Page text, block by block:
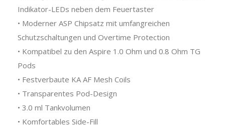
Indikator-LEDs neben dem Feuertaster
• Moderner ASP Chipsatz mit umfangreichen
Schutzschaltungen und Overtime Protection
• Kompatibel zu den Aspire 1.0 Ohm und 0.8 Ohm TG
Pods
• Festverbaute KA AF Mesh Coils
• Transparentes Pod-Design
• 3.0 ml Tankvolumen
• Komfortables Side-Fill